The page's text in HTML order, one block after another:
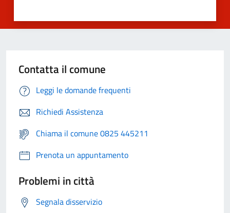
Contatta il comune
Leggi le domande frequenti
Richiedi Assistenza
Chiama il comune 0825 445211
Prenota un appuntamento
Problemi in città
Segnala disservizio